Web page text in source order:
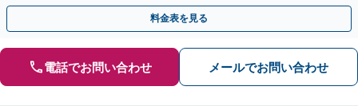
執行／事業承継など、お任せください」【休日相談あり】
料金表を見る
電話でお問い合わせ メールでお問い合わせ